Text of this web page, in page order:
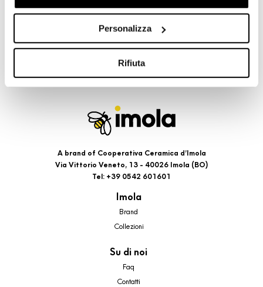
linea con le tue preferenze.
cookie di profilazione, selezionando uno dei bottoni sotto
riportati. Puoi avere maggiori dettagli visionando
l’Informativa estesa cookie. La chiusura del presente
banner comporterà il permanere dei soli cookie tecnici ed
comunque modificare le tue scelte in qualsiasi momento,
accedendo al link presente nel footer.
Personalizza
Rifiuta
Share:
A brand of Cooperativa Ceramica d’Imola
Via Vittorio Veneto, 13 - 40026 Imola (BO)
Tel: +39 0542 601601
Imola
Brand
Collezioni
Su di noi
Faq
Contatti